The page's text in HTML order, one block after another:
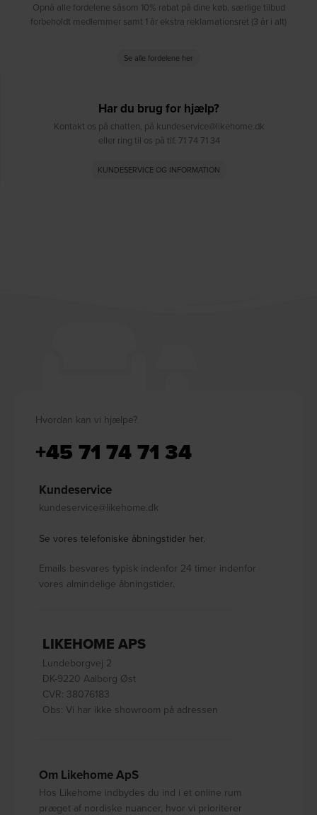
Opnå alle fordelene såsom 10% rabat på dine køb, særlige tilbud
forbeholdt medlemmer samt 1 år ekstra reklamationsret (3 år i alt)
Se alle fordelene her
Har du brug for hjælp?
Kontakt os på chatten, på kundeservice@likehome.dk
eller ring til os på tlf. 71 74 71 34
KUNDESERVICE OG INFORMATION
Hvordan kan vi hjælpe?
+45 71 74 71 34
Kundeservice
kundeservice@likehome.dk
Se vores telefoniske åbningstider her.
Emails besvares typisk indenfor 24 timer indenfor
vores almindelige åbningstider.
LIKEHOME APS
Lundeborgvej 2
DK-9220 Aalborg Øst
CVR: 38076183
Obs: Vi har ikke showroom på adressen
Om Likehome ApS
Hos Likehome indbydes du ind i et online rum
præget af nordiske nuancer, hvor vi prioriterer